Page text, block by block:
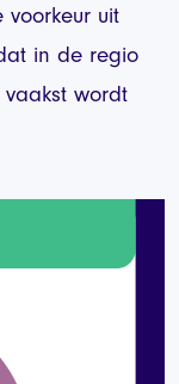
uit
in de regio
wordt